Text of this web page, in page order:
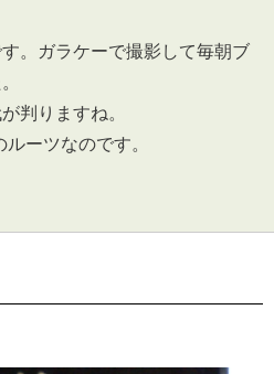
。ガラケーで撮影して毎朝ブ
判りますね。
ーツなのです。